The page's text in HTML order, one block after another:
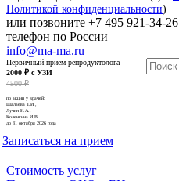
Политикой конфиденциальности)
или позвоните +7 495 921-34-26
телефон по России
info@ma-ma.ru
Первичный прием репродуктолога
2000 ₽ с УЗИ
4500 ₽
по акции у врачей:
Шалаева Т.И.,
Лучин И.А.,
Коленкина И.В.
до 31 октября 2026 года
Записаться на прием
Стоимость услуг